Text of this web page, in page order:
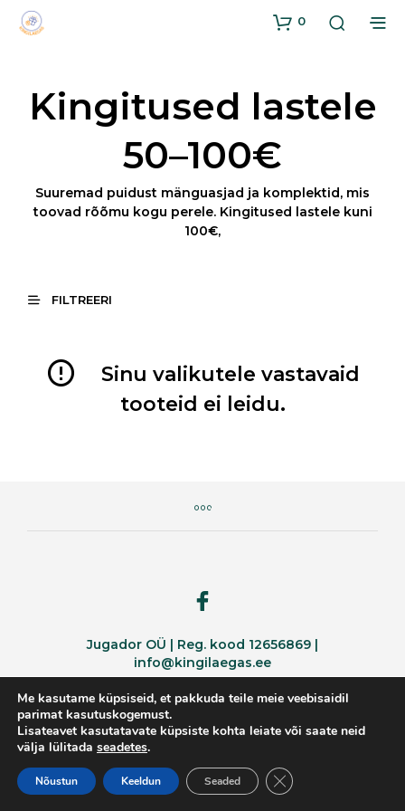
0
Kingitused lastele
50–100€
Suuremad puidust mänguasjad ja komplektid, mis
toovad rõõmu kogu perele. Kingitused lastele kuni
100€,
FILTREERI
Sinu valikutele vastavaid
tooteid ei leidu.
Jugador OÜ | Reg. kood 12656869 |
info@kingilaegas.ee
Me kasutame küpsiseid, et pakkuda teile meie veebisaidil
parimat kasutuskogemust.
Lisateavet kasutatavate küpsiste kohta leiate või saate neid
välja lülitada seadetes.
Nõustun Keeldun Seaded CLOSE GDPR